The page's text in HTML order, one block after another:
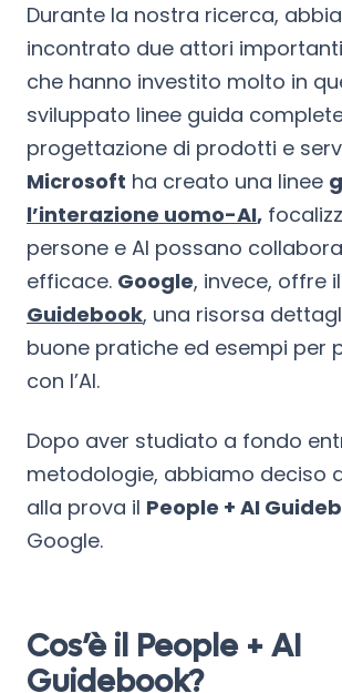
Durante la nostra ricerca,
incontrato due attori
che hanno investito molto in
sviluppato linee guida
progettazione di prodotti e
Microsoft ha creato una linee
l’interazione uomo-AI,
persone e AI possano
efficace. Google, invece, offre il
Guidebook, una risorsa
buone pratiche ed esempi per
con l’AI.
Dopo aver studiato a fondo
metodologie, abbiamo deciso
alla prova il People + AI
Google.
Cos’è il People + AI
Guidebook?